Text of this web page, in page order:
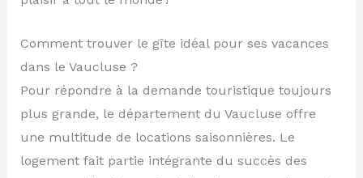
Comment trouver le gîte idéal pour ses vacances
dans le Vaucluse ?
Pour répondre à la demande touristique toujours
plus grande, le département du Vaucluse offre
une multitude de locations saisonnières. Le
logement fait partie intégrante du succès des